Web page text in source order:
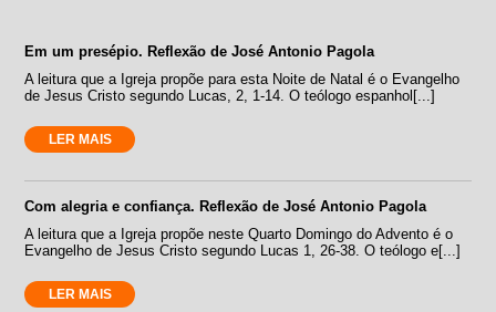
Em um presépio. Reflexão de José Antonio Pagola
A leitura que a Igreja propõe para esta Noite de Natal é o Evangelho
de Jesus Cristo segundo Lucas, 2, 1-14. O teólogo espanhol[...]
LER MAIS
Com alegria e confiança. Reflexão de José Antonio Pagola
A leitura que a Igreja propõe neste Quarto Domingo do Advento é o
Evangelho de Jesus Cristo segundo Lucas 1, 26-38. O teólogo e[...]
LER MAIS